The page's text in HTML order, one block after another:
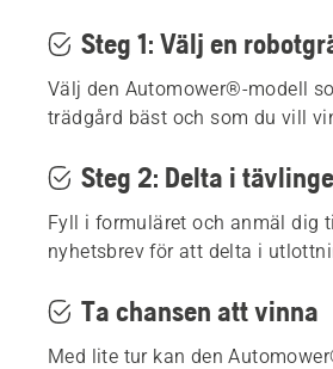
Steg 1: Välj en
Välj den Automower®-modell
trädgård bäst och som du vill
Steg 2: Delta i
Fyll i formuläret och anmäl dig
nyhetsbrev för att delta i
Ta chansen att vinna
Med lite tur kan den